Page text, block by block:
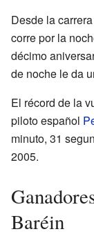
Desde la
corre por la
décimo
de noche le da
El récord de la
piloto español
minuto, 31
2005.
Baréin